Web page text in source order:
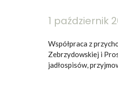
1 październik
Współpraca z
Zebrzydowskiej i
jadłospisów,